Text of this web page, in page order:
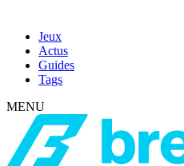
Jeux
Actus
Guides
Tags
MENU